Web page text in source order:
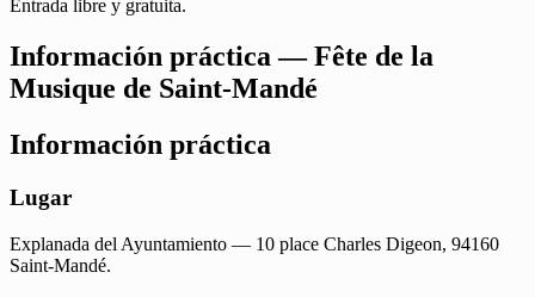
Entrada libre y gratuita.
Información práctica — Fête de la
Musique de Saint-Mandé
Información práctica
Lugar
Explanada del Ayuntamiento — 10 place Charles Digeon, 94160
Saint-Mandé.